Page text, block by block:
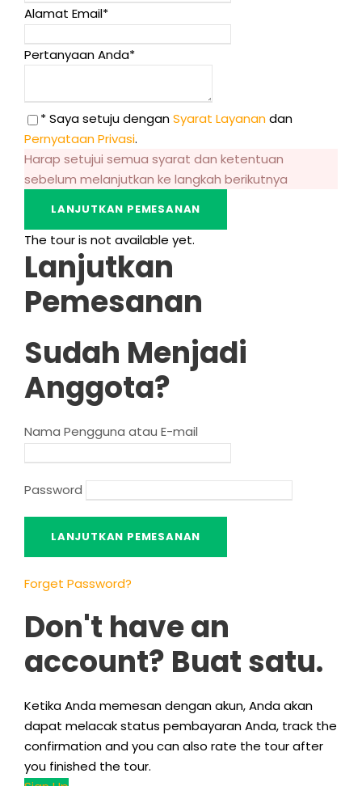
Alamat Email*
Pertanyaan Anda*
* Saya setuju denganSyarat Layanandan
Pernyataan Privasi.
Harap setujui semua syarat dan ketentuan
sebelum melanjutkan ke langkah berikutnya
The tour is not available yet.
Lanjutkan
Pemesanan
Sudah Menjadi
Anggota?
Nama Pengguna atau E-mail
Password
Forget Password?
Don't have an
account? Buat satu.
Ketika Anda memesan dengan akun, Anda akan
dapat melacak status pembayaran Anda, track the
confirmation and you can also rate the tour after
you finished the tour.